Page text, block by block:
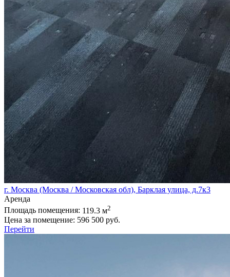
г. Москва (Москва / Московская обл), Барклая улица, д.7к3
Аренда
Площадь помещения: 119.3 м2
Цена за помещение: 596 500 руб.
Перейти